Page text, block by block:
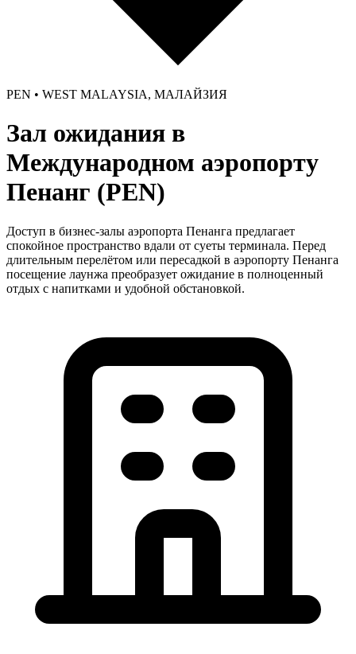
PEN • WEST MALAYSIA, МАЛАЙЗИЯ
Зал ожидания в
Международном аэропорту
Пенанг (PEN)
Доступ в бизнес-залы аэропорта Пенанга предлагает
спокойное пространство вдали от суеты терминала. Перед
длительным перелётом или пересадкой в аэропорту Пенанга
посещение лаунжа преобразует ожидание в полноценный
отдых с напитками и удобной обстановкой.